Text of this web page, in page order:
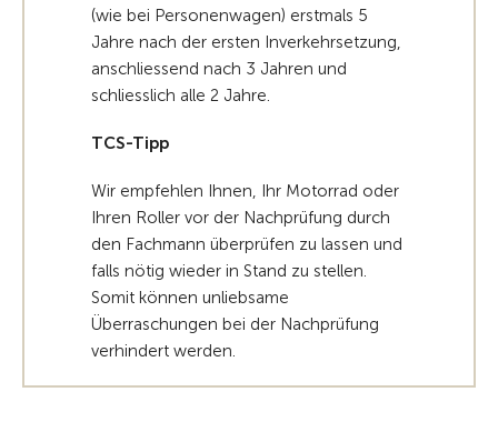
(wie bei Personenwagen) erstmals 5
Jahre nach der ersten Inverkehrsetzung,
anschliessend nach 3 Jahren und
schliesslich alle 2 Jahre.
TCS-Tipp
Wir empfehlen Ihnen, Ihr Motorrad oder
Ihren Roller vor der Nachprüfung durch
den Fachmann überprüfen zu lassen und
falls nötig wieder in Stand zu stellen.
Somit können unliebsame
Überraschungen bei der Nachprüfung
verhindert werden.